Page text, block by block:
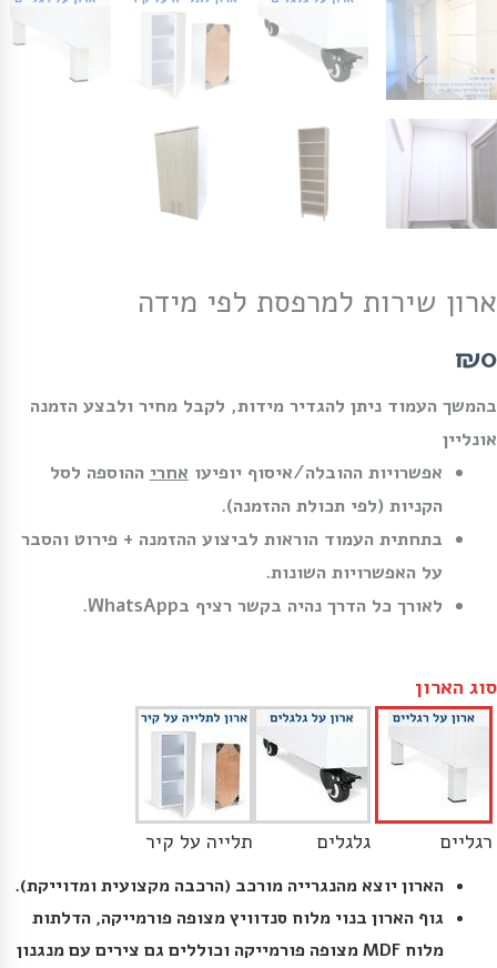
ארון שירות למרפסת לפי מידה
₪0
בהמשך העמוד ניתן להגדיר מידות, לקבל מחיר ולבצע הזמנה
אונליין
אפשרויות ההובלה/איסוף יופיעו אחרי ההוספה לסל
הקניות (לפי תכולת ההזמנה).
בתחתית העמוד הוראות לביצוע ההזמנה + פירוט והסבר
על האפשרויות השונות.
לאורך כל הדרך נהיה בקשר רציף בWhatsApp.
סוג הארון
רגליים גלגלים תלייה על קיר
הארון יוצא מהנגרייה מורכב (הרכבה מקצועית ומדוייקת).
גוף הארון בנוי מלוח סנדוויץ מצופה פורמייקה, הדלתות
מלוח MDF מצופה פורמייקה וכוללים גם צירים עם מנגנון